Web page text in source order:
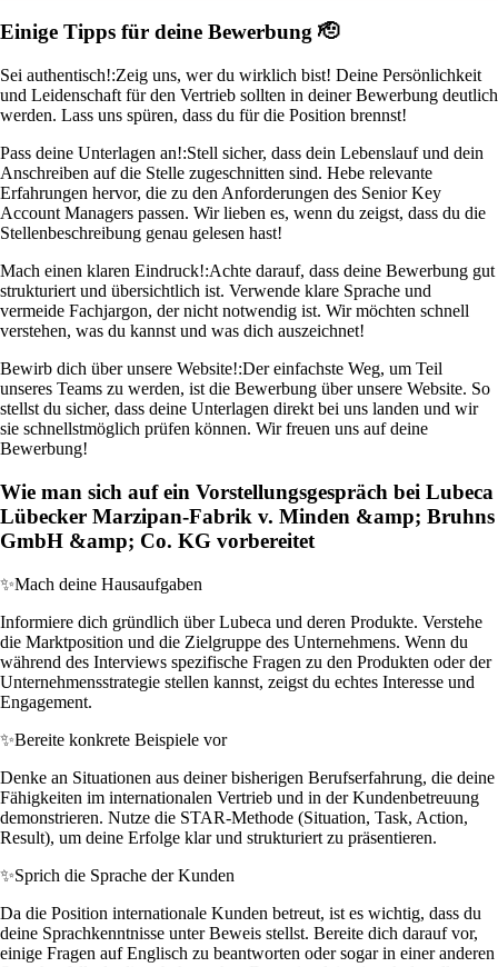
Einige Tipps für deine Bewerbung 🫡
Sei authentisch!:Zeig uns, wer du wirklich bist! Deine Persönlichkeit
und Leidenschaft für den Vertrieb sollten in deiner Bewerbung deutlich
werden. Lass uns spüren, dass du für die Position brennst!
Pass deine Unterlagen an!:Stell sicher, dass dein Lebenslauf und dein
Anschreiben auf die Stelle zugeschnitten sind. Hebe relevante
Erfahrungen hervor, die zu den Anforderungen des Senior Key
Account Managers passen. Wir lieben es, wenn du zeigst, dass du die
Stellenbeschreibung genau gelesen hast!
Mach einen klaren Eindruck!:Achte darauf, dass deine Bewerbung gut
strukturiert und übersichtlich ist. Verwende klare Sprache und
vermeide Fachjargon, der nicht notwendig ist. Wir möchten schnell
verstehen, was du kannst und was dich auszeichnet!
Bewirb dich über unsere Website!:Der einfachste Weg, um Teil
unseres Teams zu werden, ist die Bewerbung über unsere Website. So
stellst du sicher, dass deine Unterlagen direkt bei uns landen und wir
sie schnellstmöglich prüfen können. Wir freuen uns auf deine
Bewerbung!
Wie man sich auf ein Vorstellungsgespräch bei Lubeca
Lübecker Marzipan-Fabrik v. Minden &amp; Bruhns
GmbH &amp; Co. KG vorbereitet
✨Mach deine Hausaufgaben
Informiere dich gründlich über Lubeca und deren Produkte. Verstehe
die Marktposition und die Zielgruppe des Unternehmens. Wenn du
während des Interviews spezifische Fragen zu den Produkten oder der
Unternehmensstrategie stellen kannst, zeigst du echtes Interesse und
Engagement.
✨Bereite konkrete Beispiele vor
Denke an Situationen aus deiner bisherigen Berufserfahrung, die deine
Fähigkeiten im internationalen Vertrieb und in der Kundenbetreuung
demonstrieren. Nutze die STAR-Methode (Situation, Task, Action,
Result), um deine Erfolge klar und strukturiert zu präsentieren.
✨Sprich die Sprache der Kunden
Da die Position internationale Kunden betreut, ist es wichtig, dass du
deine Sprachkenntnisse unter Beweis stellst. Bereite dich darauf vor,
einige Fragen auf Englisch zu beantworten oder sogar in einer anderen